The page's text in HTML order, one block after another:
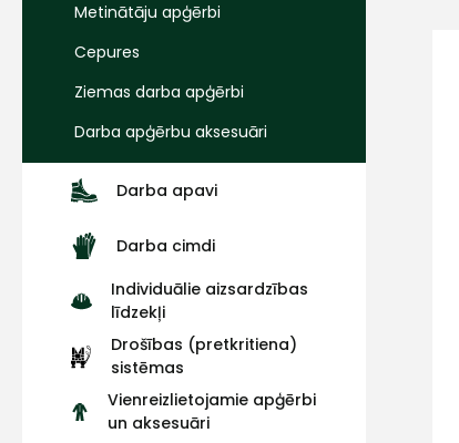
Metinātāju apģērbi
Cepures
Ziemas darba apģērbi
Darba apģērbu aksesuāri
Darba apavi
Darba cimdi
Individuālie aizsardzības
līdzekļi
Drošības (pretkritiena)
sistēmas
Vienreizlietojamie apģērbi
un aksesuāri